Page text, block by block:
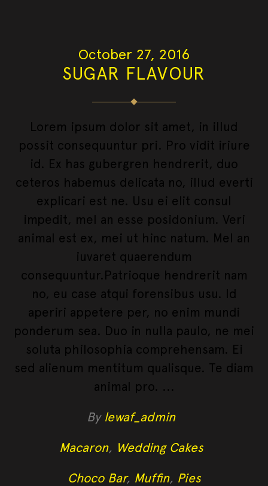
October 27, 2016
SUGAR FLAVOUR
Lorem ipsum dolor sit amet, in illud
possit consequuntur pri. Pro vidit iriure
id. Ex has gubergren hendrerit, duo
ceteros habemus delicata no, illud everti
explicari est ne. Usu ei elit consul
impedit, mel an esse posidonium. Veri
animal est ex, mei ut hinc natum. Mel an
iuvaret quaerendum
consequuntur.Patrioque hendrerit nam
no, eu case atqui forensibus usu. Id
aperiri appetere per, no enim mundi
ponderum sea. Duo in nulla paulo, ne mei
soluta philosophia comprehensam. Ei
sed alienum mentitum qualisque. Te diam
animal pro.
By lewaf_admin
Macaron, Wedding Cakes
Choco Bar, Muffin, Pies